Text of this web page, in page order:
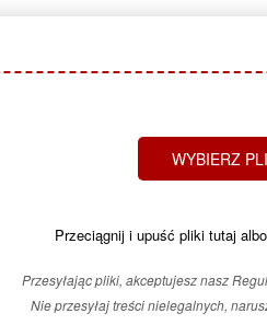
WYBIERZ
Przeciągnij i upuść pliki tutaj
Przesyłając pliki, akceptujesz nasz
Nie przesyłaj treści nielegalnych,